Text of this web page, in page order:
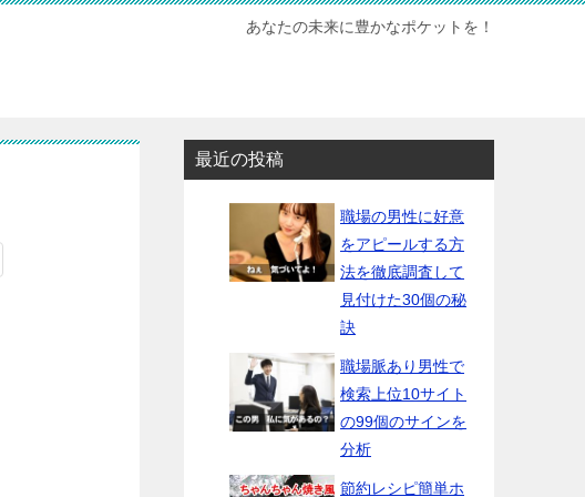
あなたの未来に豊かなポケットを！
最近の投稿
職場の男性に好意
をアピールする方
法を徹底調査して
見付けた30個の秘
訣
職場脈あり男性で
検索上位10サイト
の99個のサインを
分析
節約レシピ簡単ホ